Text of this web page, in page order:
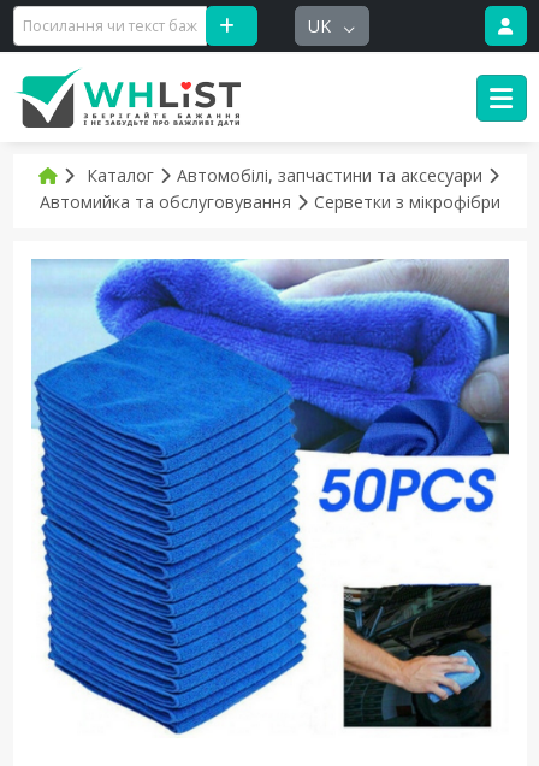
UK
Каталог
Автомобілі, запчастини та аксесуари
Автомийка та обслуговування
Серветки з мікрофібри